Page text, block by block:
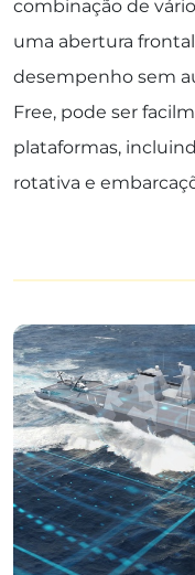
combinação de
uma abertura
desempenho sem
Free, pode ser
plataformas,
rotativa e